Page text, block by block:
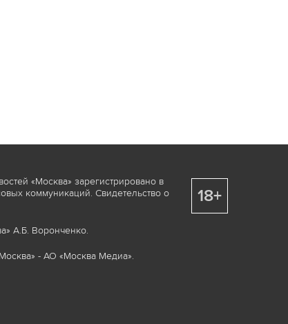
«Москва» зарегистрировано в
коммуникаций. Свидетельство о
А.Б. Воронченко.
- АО «Москва Медиа».
18+